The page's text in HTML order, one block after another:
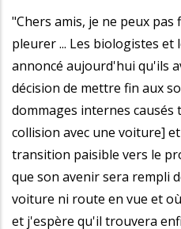
"Chers amis, je ne peux
pleurer ... Les biologistes et
annoncé aujourd'hui qu'ils
décision de mettre fin aux
dommages internes
collision avec une voiture]
transition paisible vers le
que son avenir sera rempli
voiture ni route en vue et
et j'espère qu'il trouvera